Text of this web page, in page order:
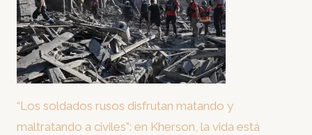
“Los soldados rusos disfrutan matando y
maltratando a civiles”: en Kherson, la vida está